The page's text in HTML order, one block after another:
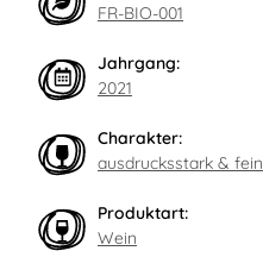
FR-BIO-001
Jahrgang:
2021
Charakter:
ausdrucksstark & fein
Produktart:
Wein